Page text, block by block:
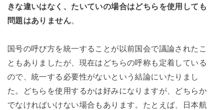
きな違いはなく、たいていの場合はどちらを使用しても
問題はありません。
国号の呼び方を統一することが以前国会で議論されたこ
ともありましたが、現在はどちらの呼称も定着している
ので、統一する必要性がないという結論にいたりまし
た。どちらを使用するかは好みになりますが、どちらか
でなければいけない場合もあります。たとえば、日本航